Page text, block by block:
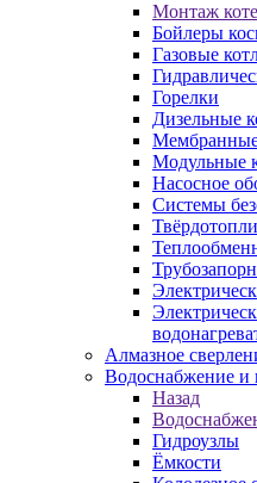
Монтаж
Бойлеры
Газовые
Горелки
Дизельные
Модульные
Насосное
Системы
Алмазное
Водоснабжение и
Назад
Гидроузлы
Ёмкости